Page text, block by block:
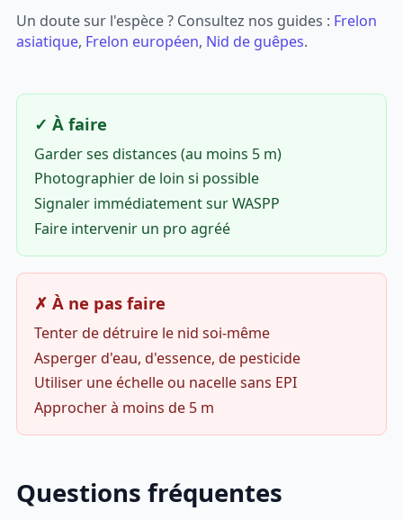
Un doute sur l'espèce ? Consultez nos guides : Frelon
asiatique, Frelon européen, Nid de guêpes.
✓ À faire
Garder ses distances (au moins 5 m)
Photographier de loin si possible
Signaler immédiatement sur WASPP
Faire intervenir un pro agréé
✗ À ne pas faire
Tenter de détruire le nid soi-même
Asperger d'eau, d'essence, de pesticide
Utiliser une échelle ou nacelle sans EPI
Approcher à moins de 5 m
Questions fréquentes